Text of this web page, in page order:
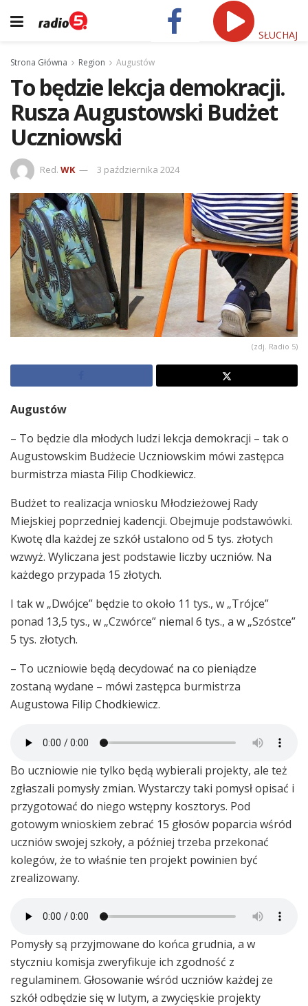
SŁUCHAJ
Strona Główna Region Augustów
To będzie lekcja demokracji.
Rusza Augustowski Budżet
Uczniowski
Red. WK 3 października 2024
(zdj. Radio 5)
Augustów
– To będzie dla młodych ludzi lekcja demokracji – tak o
Augustowskim Budżecie Uczniowskim mówi zastępca
burmistrza miasta Filip Chodkiewicz.
Budżet to realizacja wniosku Młodzieżowej Rady
Miejskiej poprzedniej kadencji. Obejmuje podstawówki.
Kwotę dla każdej ze szkół ustalono od 5 tys. złotych
wzwyż. Wyliczana jest podstawie liczby uczniów. Na
każdego przypada 15 złotych.
I tak w „Dwójce” będzie to około 11 tys., w „Trójce”
ponad 13,5 tys., w „Czwórce” niemal 6 tys., a w „Szóstce”
5 tys. złotych.
– To uczniowie będą decydować na co pieniądze
zostaną wydane – mówi zastępca burmistrza
Augustowa Filip Chodkiewicz.
Bo uczniowie nie tylko będą wybierali projekty, ale też
zgłaszali pomysły zmian. Wystarczy taki pomysł opisać i
przygotować do niego wstępny kosztorys. Pod
gotowym wnioskiem zebrać 15 głosów poparcia wśród
uczniów swojej szkoły, a później trzeba przekonać
kolegów, że to właśnie ten projekt powinien być
zrealizowany.
Pomysły są przyjmowane do końca grudnia, a w
styczniu komisja zweryfikuje ich zgodność z
regulaminem. Głosowanie wśród uczniów każdej ze
szkół odbędzie się w lutym, a zwycięskie projekty